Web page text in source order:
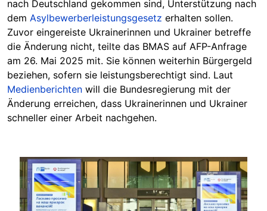
nach Deutschland gekommen sind, Unterstützung nach
dem Asylbewerberleistungsgesetz erhalten sollen.
Zuvor eingereiste Ukrainerinnen und Ukrainer betreffe
die Änderung nicht, teilte das BMAS auf AFP-Anfrage
am 26. Mai 2025 mit. Sie können weiterhin Bürgergeld
beziehen, sofern sie leistungsberechtigt sind. Laut
Medienberichten will die Bundesregierung mit der
Änderung erreichen, dass Ukrainerinnen und Ukrainer
schneller einer Arbeit nachgehen.
Image